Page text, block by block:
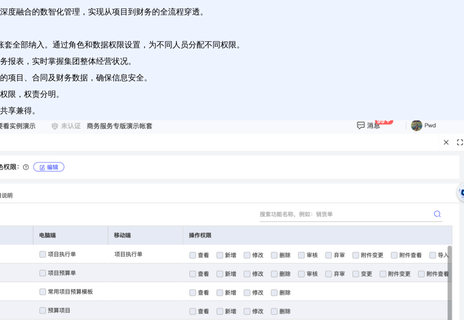
融合的数智化管理，实现从项目到财务的全流程穿透。
全部纳入。通过角色和数据权限设置，为不同人员分配不同权限。
报表，实时掌握集团整体经营状况。
项目、合同及财务数据，确保信息安全。
限，权责分明。
享兼得。